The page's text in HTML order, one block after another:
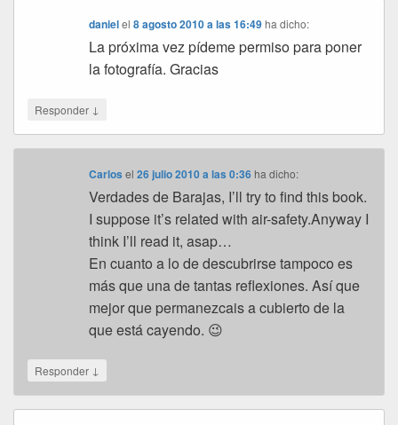
danielel8 agosto 2010 a las 16:49 ha dicho:
La próxima vez pídeme permiso para poner
la fotografía. Gracias
Responder ↓
Carlos el26 julio 2010 a las 0:36 ha dicho:
Verdades de Barajas, I’ll try to find this book.
I suppose it’s related with air-safety.Anyway I
think I’ll read it, asap…
En cuanto a lo de descubrirse tampoco es
más que una de tantas reflexiones. Así que
mejor que permanezcais a cubierto de la
que está cayendo. 😉
Responder ↓